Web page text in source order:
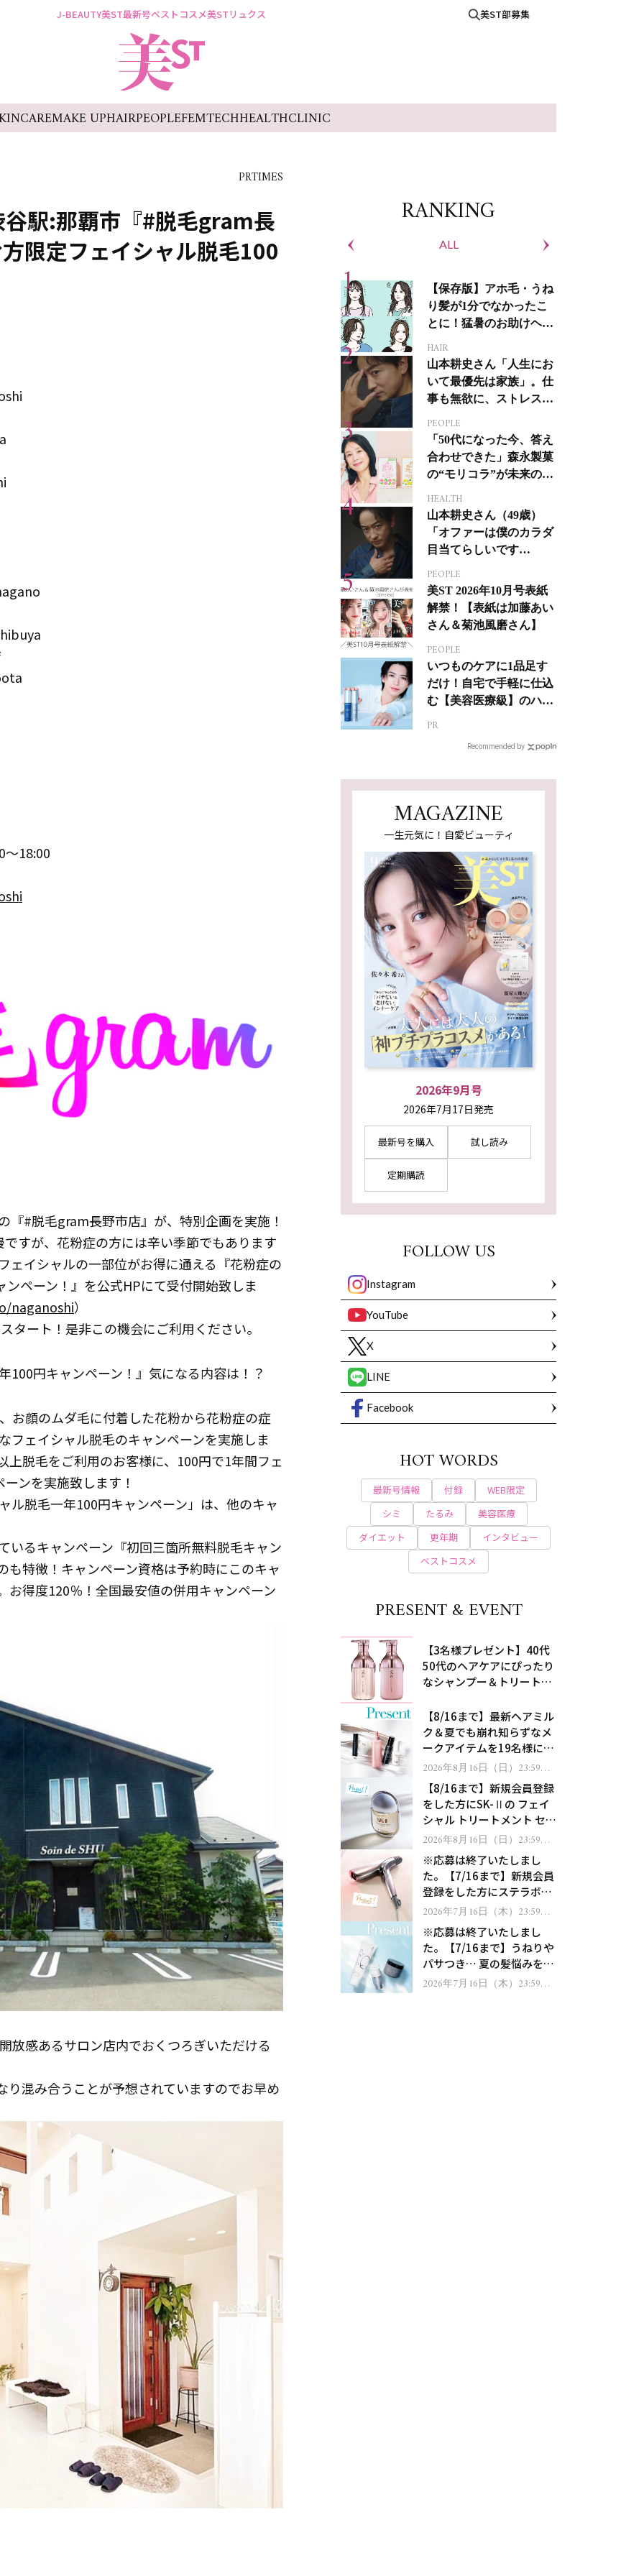
J-BEAUTY美ST最新号ベストコスメ美STリュクス 美ST部募集
MAKE UPHAIRPEOPLEFEMTECHHEALTHCLINIC
PRTIMES
駅:那覇市『#脱毛gram長
限定フェイシャル脱毛100
18:00
『#脱毛gram長野市店』が、特別企画を実施！
すが、花粉症の方には辛い季節でもあります
ェイシャルの一部位がお得に通える『花粉症の
ペーン！』を公式HPにて受付開始致しま
naganoshi）
タート！是非この機会にご利用ください。
100円キャンペーン！』気になる内容は！？
お顔のムダ毛に付着した花粉から花粉症の症
フェイシャル脱毛のキャンペーンを実施しま
上脱毛をご利用のお客様に、100円で1年間フェ
ンを実施致します！
ル脱毛一年100円キャンペーン」は、他のキャ
いるキャンペーン『初回三箇所無料脱毛キャン
も特徴！キャンペーン資格は予約時にこのキャ
お得度120％！全国最安値の併用キャンペーン
放感あるサロン店内でおくつろぎいただける
り混み合うことが予想されていますのでお早め
RANKING
ALL
【保存版】アホ毛・うね
り髪が1分でなかったこ
とに！猛暑のお助けヘア
HAIR
山本耕史さん「人生にお
いて最優先は家族」。仕
事も無欲に、ストレスを
PEOPLE
「50代になった今、答え
合わせできた」森永製菓
の“モリコラ”が未来のキ
HEALTH
山本耕史さん（49歳）
「オファーは僕のカラダ
目当てらしいです
ジカルへの挑戦
PEOPLE
美ST 2026年10月号表紙
解禁！【表紙は加藤あい
さん＆菊池風磨さん】
PEOPLE
いつものケアに1品足す
だけ！自宅で手軽に仕込
む【美容医療級】のハリ
PR
Recommended by
MAGAZINE
一生元気に！自愛ビューティ
2026年9月号
2026年7月17日発売
最新号を購入 試し読み
定期購読
FOLLOW US
Instagram
YouTube
X
LINE
Facebook
HOT WORDS
最新号情報 付録
WEB限定
シミ
たるみ
美容医療
ダイエット
更年期
インタビュー
ベストコスメ
PRESENT & EVENT
【3名様プレゼント】40代
50代のヘアケアにぴったり
なシャンプー＆トリートメ
処！
【8/16まで】最新ヘアミル
ク＆夏でも崩れ知らずなメ
ークアイテムを19名様にプ
レゼント！
2026年8月16日（日）23:59ま
で【8/16まで】新規会員登録
をした方にSK-Ⅱの フェイ
シャル トリートメント セラ
ムをプレゼント！
2026年8月16日（日）23:59ま
※応募は終了いたしまし
た。【7/16まで】新規会員
登録をした方にステラボー
テのシャインリバース ヘア
ゼント！
2026年7月16日（木）23:59ま
※応募は終了いたしまし
た。【7/16まで】うねりや
パサつき… 夏の髪悩みを解
消するヘアケアアイテムを
2026年7月16日（木）23:59ま